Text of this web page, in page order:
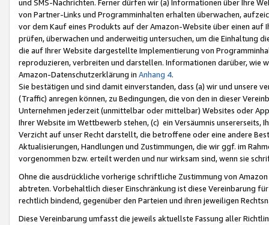
und SMS-Nachrichten. Ferner dürfen wir (a) Informationen über Ihre
von Partner-Links und Programminhalten erhalten überwachen,
vor dem Kauf eines Produkts auf der Amazon-Website über einen
prüfen, überwachen und anderweitig untersuchen, um die Einhaltung
die auf Ihrer Website dargestellte Implementierung von
reproduzieren, verbreiten und darstellen. Informationen darüber, wie
Amazon-Datenschutzerklärung in Anhang 4.
Sie bestätigen und sind damit einverstanden, dass (a) wir und
(Traffic) anregen können, zu Bedingungen, die von den in dieser
Unternehmen jederzeit (unmittelbar oder mittelbar) Websites oder
Ihrer Website im Wettbewerb stehen, (c) ein Versäumnis unsererseits,
Verzicht auf unser Recht darstellt, die betroffene oder eine andere
Aktualisierungen, Handlungen und Zustimmungen, die wir ggf. im
vorgenommen bzw. erteilt werden und nur wirksam sind, wenn sie
Ohne die ausdrückliche vorherige schriftliche Zustimmung von
abtreten. Vorbehaltlich dieser Einschränkung ist diese Vereinbarung
rechtlich bindend, gegenüber den Parteien und ihren jeweiligen
Diese Vereinbarung umfasst die jeweils aktuellste Fassung aller